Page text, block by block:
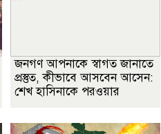
জনগণ আপনাকে স্বাগত জানাতে
প্রস্তুত, কীভাবে আসবেন আসেন:
শেখ হাসিনাকে পরওয়ার